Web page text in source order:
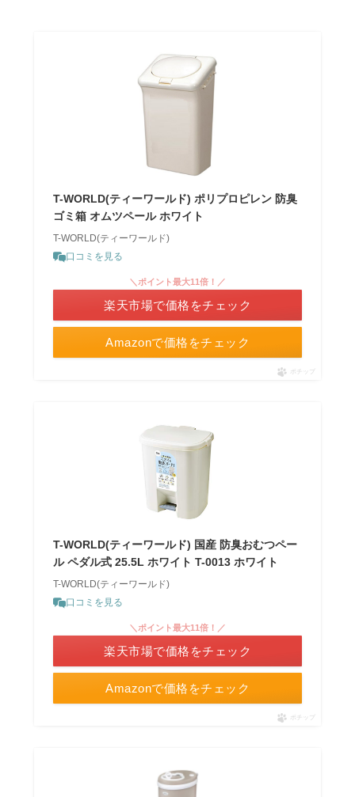
T-WORLD(ティーワールド) ポリプロピレン 防臭
ゴミ箱 オムツペール ホワイト
T-WORLD(ティーワールド)
口コミを見る
Amazonで価格をチェック
＼ポイント最大11倍！／
楽天市場で価格をチェック
ポチップ
T-WORLD(ティーワールド) 国産 防臭おむつペー
ル ペダル式 25.5L ホワイト T-0013 ホワイト
T-WORLD(ティーワールド)
口コミを見る
Amazonで価格をチェック
＼ポイント最大11倍！／
楽天市場で価格をチェック
ポチップ